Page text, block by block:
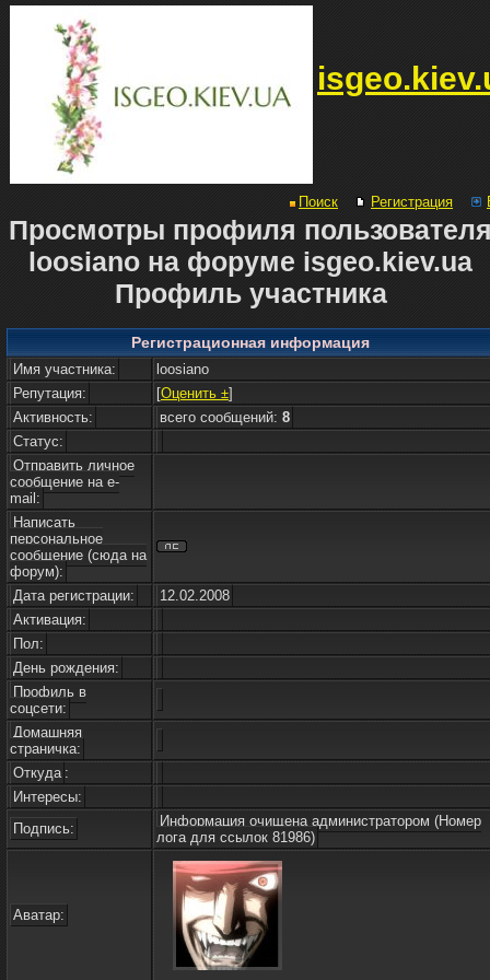
Поиск Регистрация
Просмотры профиля
loosiano на форуме isgeo.kiev.ua
Профиль участника
Регистрационная информация
Имя участника:
loosiano
Репутация:
[Оценить ±]
Активность:
всего сообщений: 8
Статус:
Отправить личное
сообщение на e-
mail:
Написать
персональное
сообщение (сюда на
форум):
Дата регистрации:
12.02.2008
Активация:
Пол:
День рождения:
Профиль в
соцсети:
Домашняя
страничка:
Откуда :
Интересы:
Подпись:
Информация очищена администратором (Номер
лога для ссылок 81986)
Аватар: